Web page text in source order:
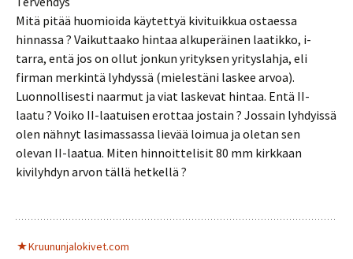
Mitä pitää huomioida käytettyä kivituikkua ostaessa
hinnassa ? Vaikuttaako hintaa alkuperäinen laatikko, i-
tarra, entä jos on ollut jonkun yrityksen yrityslahja, eli
firman merkintä lyhdyssä (mielestäni laskee arvoa).
Luonnollisesti naarmut ja viat laskevat hintaa. Entä II-
laatu ? Voiko II-laatuisen erottaa jostain ? Jossain lyhdyissä
olen nähnyt lasimassassa lievää loimua ja oletan sen
olevan II-laatua. Miten hinnoittelisit 80 mm kirkkaan
kivilyhdyn arvon tällä hetkellä ?
Kruununjalokivet.com